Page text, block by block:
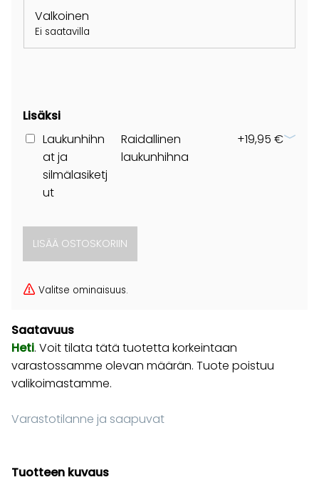
Valkoinen
Ei saatavilla
Lisäksi
Laukunhihn
at ja
silmälasiketj
ut
Raidallinen
laukunhihna
+19,95 €
Valitse ominaisuus.
Saatavuus
Heti. Voit tilata tätä tuotetta korkeintaan
varastossamme olevan määrän. Tuote poistuu
valikoimastamme.
Varastotilanne ja saapuvat
Tuotteen kuvaus